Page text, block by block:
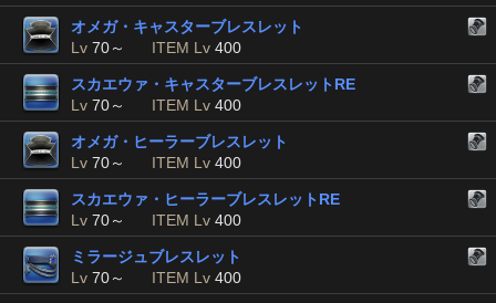
オメガ・キャスターブレスレット
Lv 70～ ITEM Lv 400
スカエウァ・キャスターブレスレットRE
Lv 70～ ITEM Lv 400
オメガ・ヒーラーブレスレット
Lv 70～ ITEM Lv 400
スカエウァ・ヒーラーブレスレットRE
Lv 70～ ITEM Lv 400
ミラージュブレスレット
Lv 70～ ITEM Lv 400